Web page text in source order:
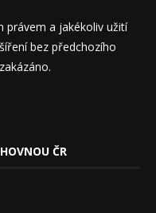
právem a jakékoliv užití
bez předchozího
ČR